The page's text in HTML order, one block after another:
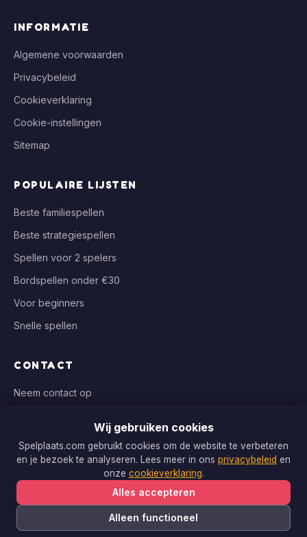
INFORMATIE
Algemene voorwaarden
Privacybeleid
Cookieverklaring
Cookie-instellingen
Sitemap
POPULAIRE LIJSTEN
Beste familiespellen
Beste strategiespellen
Spellen voor 2 spelers
Bordspellen onder €30
Voor beginners
Snelle spellen
CONTACT
Neem contact op
WIJ VERGELIJKEN BIJ
Bol.com, Spellenrijk, Boardgameshop.nl
Copyright © 2026 Spelplaats.com. Alle rechten voorbehouden.
Wij gebruiken cookies
Spelplaats.com gebruikt cookies om de website te verbeteren
en je bezoek te analyseren. Lees meer in ons privacybeleid en
onze cookieverklaring.
Alles accepteren
Alleen functioneel